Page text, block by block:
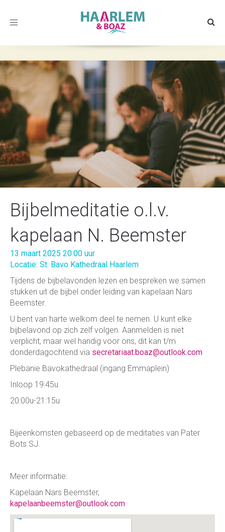
Toggle
Bijbelmeditatie o.l.v.
kapelaan N. Beemster
13 maart 2025 20:00 uur
Locatie: St. Bavo Kathedraal Haarlem
Tijdens de bijbelavonden lezen en bespreken we samen
stukken uit de bijbel onder leiding van kapelaan Nars
Beemster.
U bent van harte welkom deel te nemen. U kunt elke
bijbelavond op zich zelf volgen. Aanmelden is niet
verplicht, maar wel handig voor ons, dit kan t/m
donderdagochtend via secretariaat.boaz@outlook.com
Plebanie Bavokathedraal (ingang Emmaplein)
Inloop 19:45u
20:00u-21:15u
Bijeenkomsten gebaseerd op de meditaties van Pater
Bots SJ.
Meer informatie:
Kapelaan Nars Beemster,
kapelaanbeemster@outlook.com